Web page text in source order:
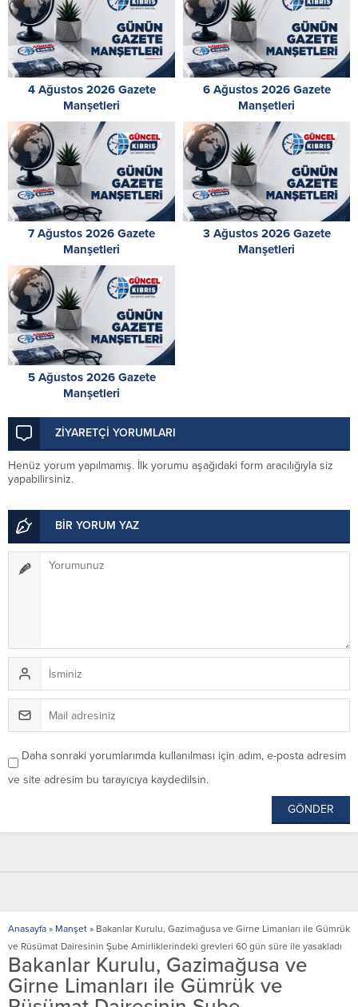
4 Ağustos 2026 Gazete
Manşetleri
6 Ağustos 2026 Gazete
Manşetleri
7 Ağustos 2026 Gazete
Manşetleri
3 Ağustos 2026 Gazete
Manşetleri
5 Ağustos 2026 Gazete
Manşetleri
ZİYARETÇİ YORUMLARI
Henüz yorum yapılmamış. İlk yorumu aşağıdaki form aracılığıyla siz
yapabilirsiniz.
BİR YORUM YAZ
Daha sonraki yorumlarımda kullanılması için adım, e-posta adresim
ve site adresim bu tarayıcıya kaydedilsin.
Anasayfa » Manşet » Bakanlar Kurulu, Gazimağusa ve Girne Limanları ile Gümrük
ve Rüsümat Dairesinin Şube Amirliklerindeki grevleri 60 gün süre ile yasakladı
Bakanlar Kurulu, Gazimağusa ve
Girne Limanları ile Gümrük ve